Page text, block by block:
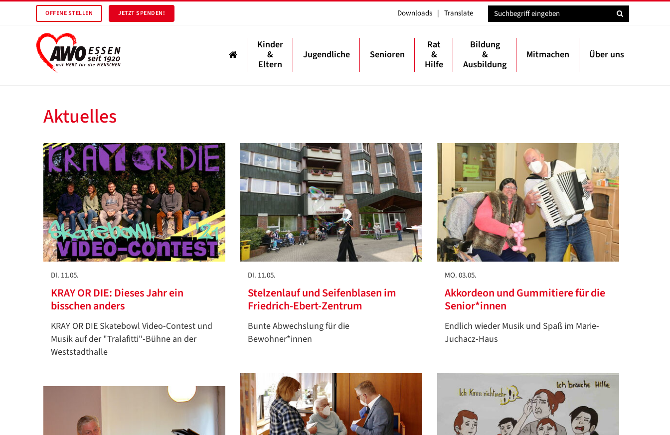
OFFENE STELLEN JETZT SPENDEN! Downloads | Translate
Kinder
&
Eltern
Jugendliche Senioren
Rat
&
Hilfe
Bildung
&
Ausbildung
Mitmachen Über uns
Aktuelles
DI. 11.05.
KRAY OR DIE: Dieses Jahr ein
bisschen anders
KRAY OR DIE Skatebowl Video-Contest und
Musik auf der "Tralafitti"-Bühne an der
Weststadthalle
DI. 11.05.
Stelzenlauf und Seifenblasen im
Friedrich-Ebert-Zentrum
Bunte Abwechslung für die
Bewohner*innen
MO. 03.05.
Akkordeon und Gummitiere für die
Senior*innen
Endlich wieder Musik und Spaß im Marie-
Juchacz-Haus